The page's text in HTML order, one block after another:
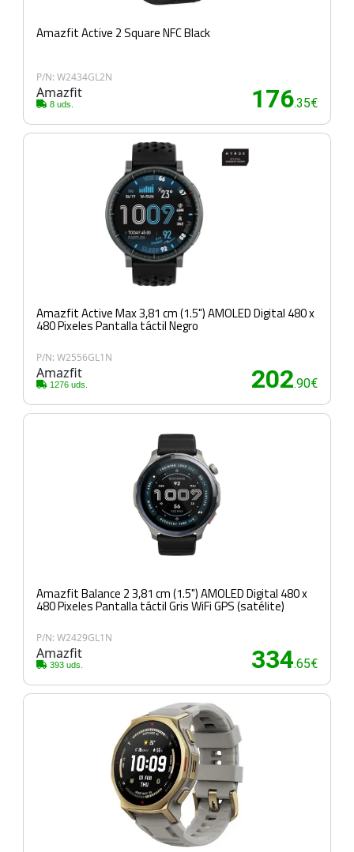
Amazfit Active 2 Square NFC Black
P/N: W2434GL2N
Amazfit
8 uds. 176.35€
Amazfit Active Max 3,81 cm (1.5") AMOLED Digital 480 x
480 Pixeles Pantalla táctil Negro
P/N: W2556GL1N
Amazfit
1276 uds. 202.90€
Amazfit Balance 2 3,81 cm (1.5") AMOLED Digital 480 x
480 Pixeles Pantalla táctil Gris WiFi GPS (satélite)
P/N: W2429GL1N
Amazfit
393 uds. 334.65€